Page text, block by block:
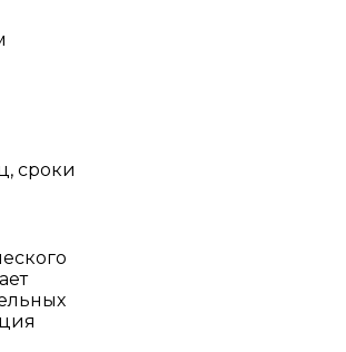
сроки